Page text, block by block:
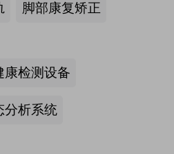
脚部康复矫正
康检测设备
分析系统
动轮椅-海尔智慧康养